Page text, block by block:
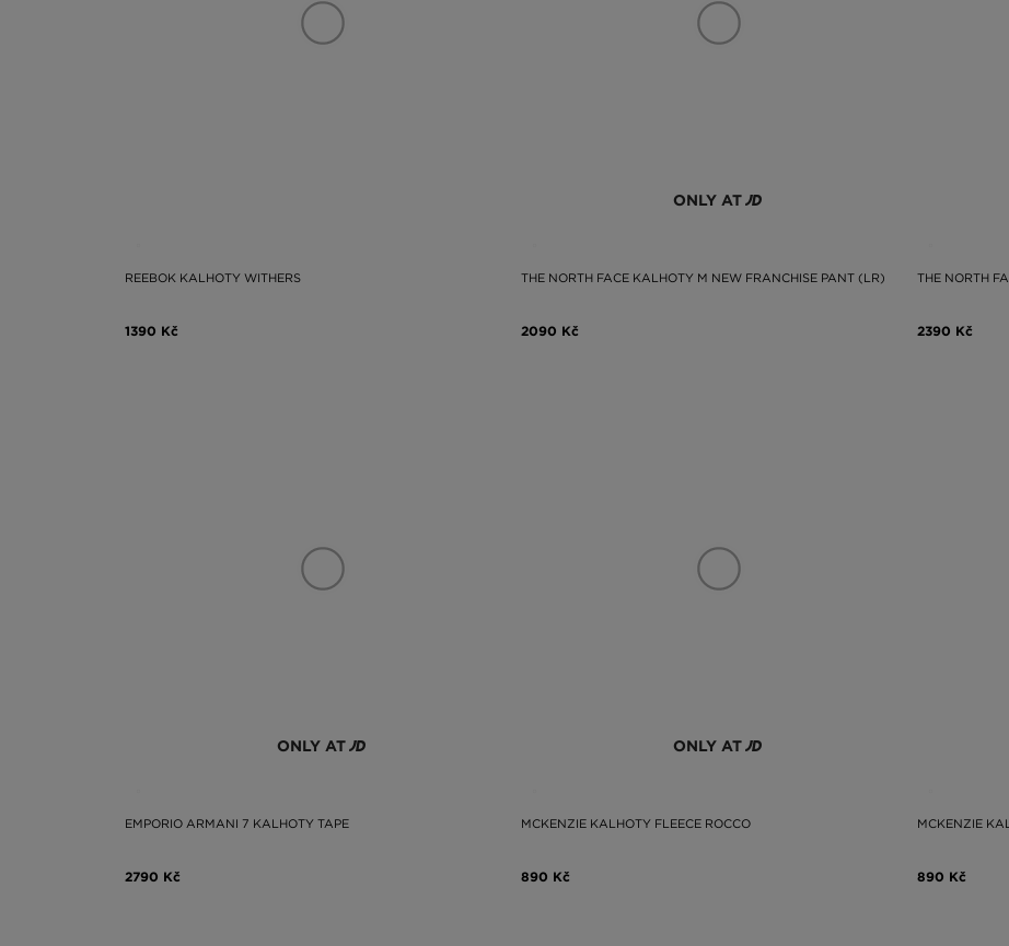
REEBOK KALHOTY WITHERS
1390 Kč
ONLY AT
THE NORTH FACE KALHOTY M NEW FRANCHISE PANT (LR)
2090 Kč
THE NORTH
2390 Kč
ONLY AT
EMPORIO ARMANI 7 KALHOTY TAPE
2790 Kč
ONLY AT
MCKENZIE KALHOTY FLEECE ROCCO
890 Kč
MCKENZIE
890 Kč